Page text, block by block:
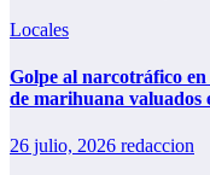
Locales
Golpe al narcotráfico
de marihuana valuados
26 julio, 2026 redaccion